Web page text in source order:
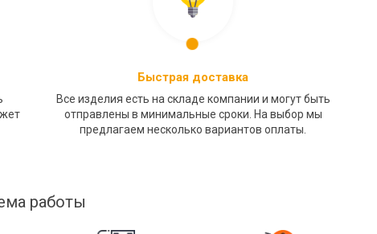
Быстрая доставка
Все изделия есть на складе компании и могут быть
отправлены в минимальные сроки. На выбор мы
предлагаем несколько вариантов оплаты.
работы